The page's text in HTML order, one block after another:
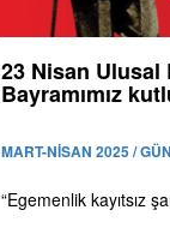
23 Nisan Ulusal
Bayramımız
MART-NİSAN 2025 /
“Egemenlik kayıtsız